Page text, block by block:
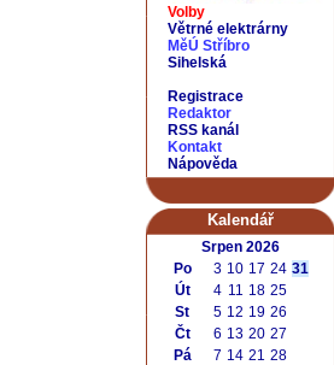
Volby
Větrné elektrárny
MěÚ Stříbro
Sihelská
Registrace
Redaktor
RSS kanál
Kontakt
Nápověda
Kalendář
Srpen 2026
Po
3 10 17 24 31
Út
4 11 18 25
St
5 12 19 26
Čt
6 13 20 27
Pá
7 14 21 28